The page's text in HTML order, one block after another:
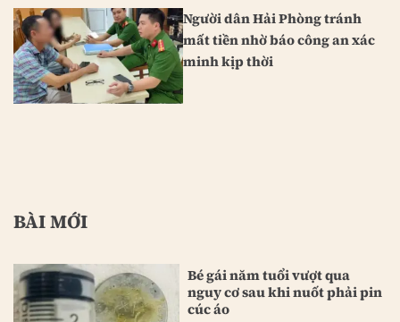
Người dân Hải Phòng tránh
mất tiền nhờ báo công an xác
minh kịp thời
BÀI MỚI
Bé gái năm tuổi vượt qua
nguy cơ sau khi nuốt phải pin
cúc áo